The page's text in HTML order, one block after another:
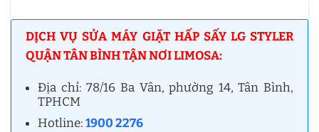
DỊCH VỤ SỬA MÁY GIẶT HẤP SẤY LG STYLER
QUẬN TÂN BÌNH TẬN NƠI LIMOSA:
Địa chỉ: 78/16 Ba Vân, phường 14, Tân Bình,
TPHCM
Hotline:1900 2276